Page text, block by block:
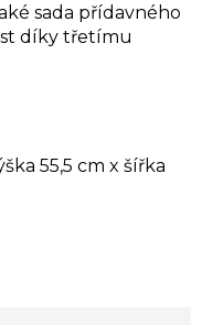
sada přídavného
díky třetímu
55,5 cm x šířka